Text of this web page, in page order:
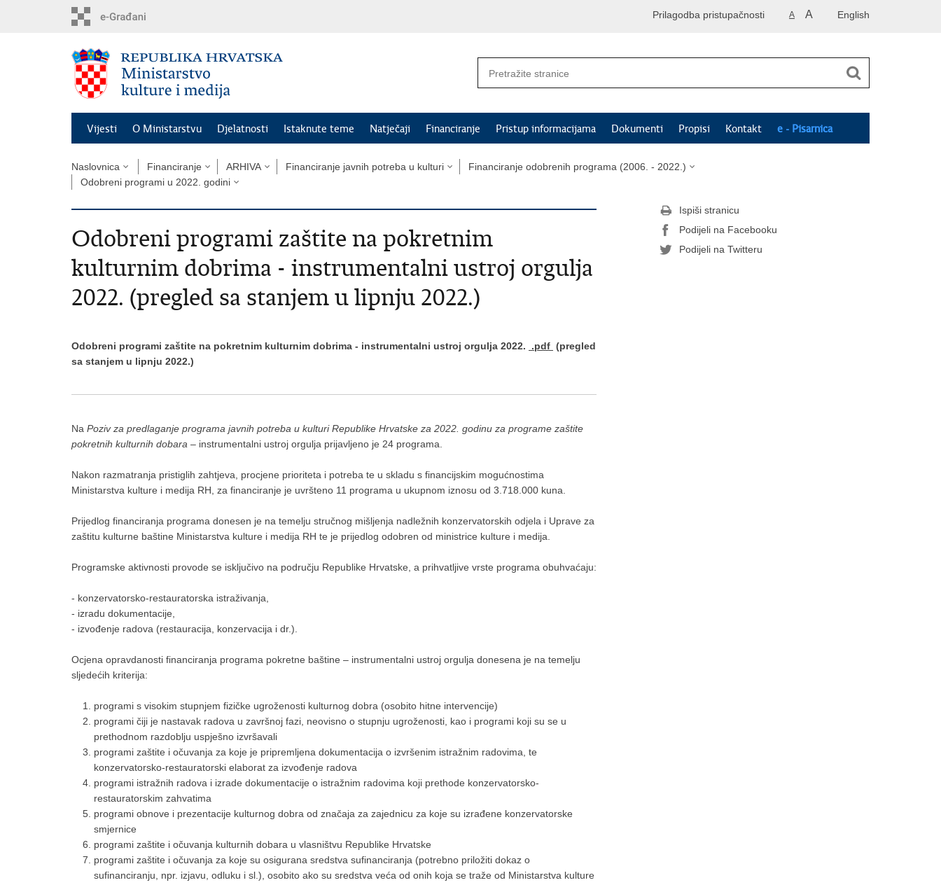
English
A A
Prilagodba pristupačnosti
Vijesti O Ministarstvu Djelatnosti Istaknute teme Natječaji Financiranje Pristup informacijama Dokumenti Propisi Kontakt e - Pisarnica
Naslovnica Financiranje ARHIVA Financiranje javnih potreba u kulturi
Financiranje odobrenih programa (2006. - 2022.)
Odobreni programi u 2022. godini
Odobreni programi zaštite na pokretnim
kulturnim dobrima - instrumentalni ustroj orgulja
2022. (pregled sa stanjem u lipnju 2022.)
Odobreni programi zaštite na pokretnim kulturnim dobrima - instrumentalni ustroj orgulja 2022. .pdf (pregled
sa stanjem u lipnju 2022.)
Na Poziv za predlaganje programa javnih potreba u kulturi Republike Hrvatske za 2022. godinu za programe zaštite
pokretnih kulturnih dobara – instrumentalni ustroj orgulja prijavljeno je 24 programa.
Nakon razmatranja pristiglih zahtjeva, procjene prioriteta i potreba te u skladu s financijskim mogućnostima
Ministarstva kulture i medija RH, za financiranje je uvršteno 11 programa u ukupnom iznosu od 3.718.000 kuna.
Prijedlog financiranja programa donesen je na temelju stručnog mišljenja nadležnih konzervatorskih odjela i Uprave za
zaštitu kulturne baštine Ministarstva kulture i medija RH te je prijedlog odobren od ministrice kulture i medija.
Programske aktivnosti provode se isključivo na području Republike Hrvatske, a prihvatljive vrste programa obuhvaćaju:
- konzervatorsko-restauratorska istraživanja,
- izradu dokumentacije,
- izvođenje radova (restauracija, konzervacija i dr.).
Ocjena opravdanosti financiranja programa pokretne baštine – instrumentalni ustroj orgulja donesena je na temelju
sljedećih kriterija:
programi s visokim stupnjem fizičke ugroženosti kulturnog dobra (osobito hitne intervencije)
programi čiji je nastavak radova u završnoj fazi, neovisno o stupnju ugroženosti, kao i programi koji su se u
prethodnom razdoblju uspješno izvršavali
programi zaštite i očuvanja za koje je pripremljena dokumentacija o izvršenim istražnim radovima, te
konzervatorsko-restauratorski elaborat za izvođenje radova
programi istražnih radova i izrade dokumentacije o istražnim radovima koji prethode konzervatorsko-
restauratorskim zahvatima
programi obnove i prezentacije kulturnog dobra od značaja za zajednicu za koje su izrađene konzervatorske
smjernice
programi zaštite i očuvanja kulturnih dobara u vlasništvu Republike Hrvatske
programi zaštite i očuvanja za koje su osigurana sredstva sufinanciranja (potrebno priložiti dokaz o
sufinanciranju, npr. izjavu, odluku i sl.), osobito ako su sredstva veća od onih koja se traže od Ministarstva kulture
Ispiši stranicu
Podijeli na Facebooku
Podijeli na Twitteru